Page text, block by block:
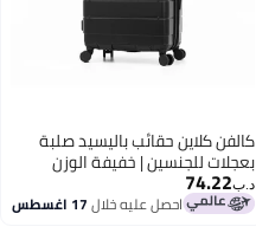
4
كالفن كلاين حقائب باليسيد صلبة
بعجلات للجنسين | خفيفة الوزن
للغاية من بعجلات دوارة ألوان أسود
د.ب‏74.22
احصل عليه خلال17 اغسطس